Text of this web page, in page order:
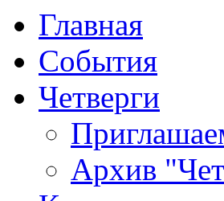
Главная
События
Четверги
Архив